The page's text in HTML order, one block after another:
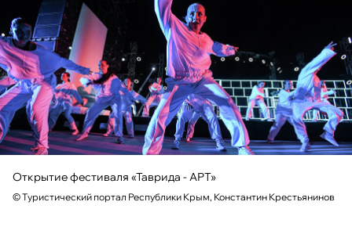
Открытие фестиваля «Таврида - АРТ»
©Туристический портал Республики Крым, Константин Крестьянинов